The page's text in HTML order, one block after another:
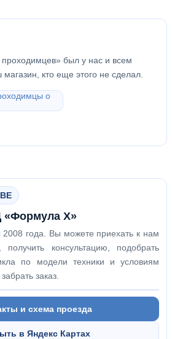
проходимцев» был у нас и всем
магазин, кто еще этого не сделал.
«Формула Х»
2008 года. Вы можете приехать к нам
консультацию, подобрать
по модели техники и условиям
заказ.
и схема проезда
в Яндекс Картах